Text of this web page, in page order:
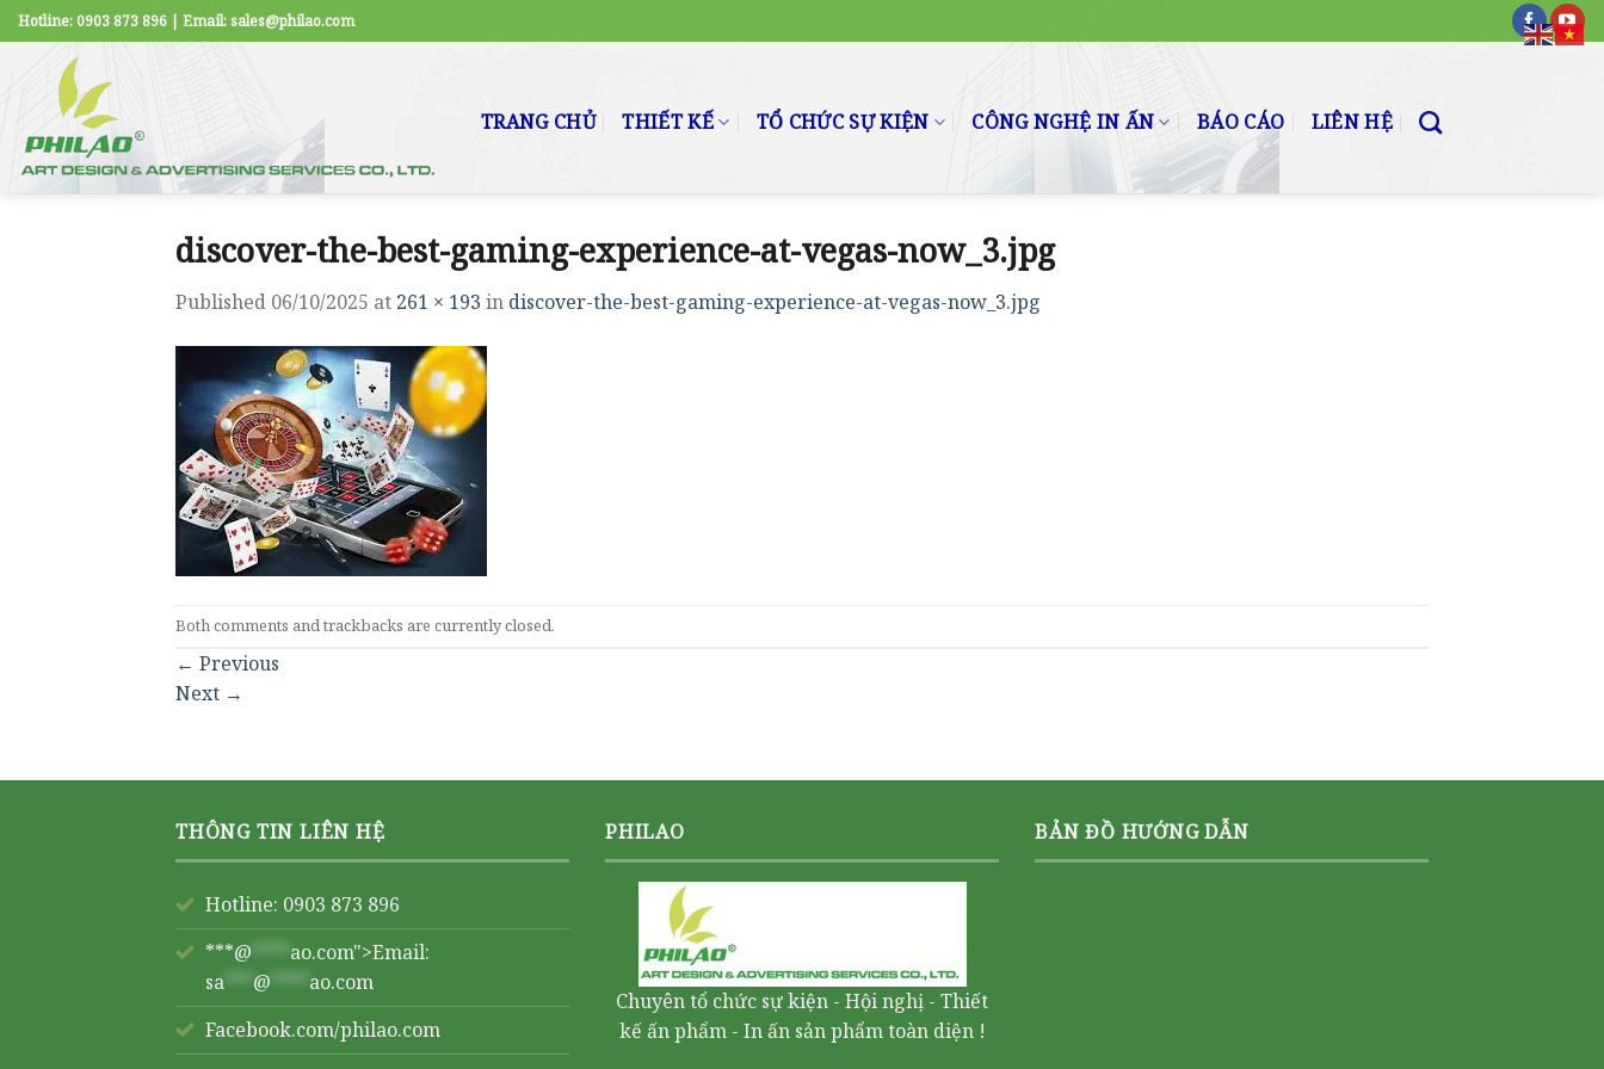
Skip
to
content
Hotline: 0903 873 896 | Email: sales@philao.com
TRANG CHỦ THIẾT KẾ TỔ CHỨC SỰ KIỆN CÔNG NGHỆ IN ẤN BÁO CÁO LIÊN HỆ
discover-the-best-gaming-experience-at-vegas-now_3.jpg
Published 06/10/2025 at 261 × 193 in discover-the-best-gaming-experience-at-vegas-now_3.jpg
Both comments and trackbacks are currently closed.
← Previous
Next →
THÔNG TIN LIÊN HỆ
Hotline: 0903 873 896
***@ **** ao.com">Email:
sa *** @ **** ao.com
Facebook.com/philao.com
PHILAO
Chuyên tổ chức sự kiện - Hội nghị - Thiết
kế ấn phẩm - In ấn sản phẩm toàn diện !
BẢN ĐỒ HƯỚNG DẪN